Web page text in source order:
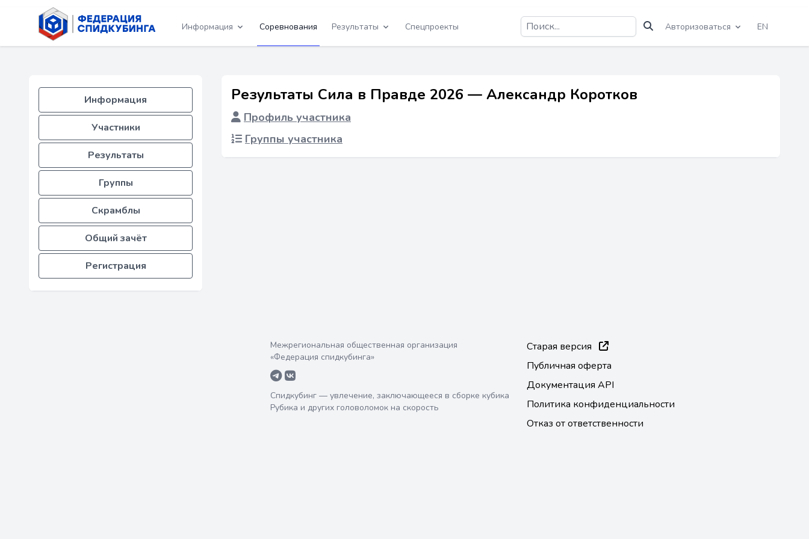
Информация Соревнования Результаты Спецпроекты Авторизоваться EN
Информация
Участники
Результаты
Группы
Скрамблы
Общий зачёт
Регистрация
Результаты Сила в Правде 2026 — Александр Коротков
Профиль участника
Группы участника
Межрегиональная общественная организация
«Федерация спидкубинга»
Спидкубинг — увлечение, заключающееся в сборке кубика
Рубика и других головоломок на скорость
Старая версия
Публичная оферта
Документация API
Политика конфиденциальности
Отказ от ответственности